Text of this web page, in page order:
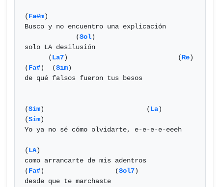
(Fa#m)
Busco y no encuentro una explicación
             (
Sol)
solo LA desilusión
      (
La7)                            (Re)
(Fa#)  (Sim)
de qué falsos fueron tus besos
(Sim)                          (La)
(Sim)
Yo ya no sé cómo olvidarte, e-e-e-e-eeeh
(LA)
como arrancarte de mis adentros
(Fa#)                  (Sol7)
desde que te marchaste